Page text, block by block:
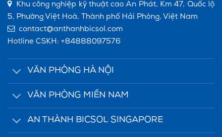
Khu công nghiệp kỹ thuật cao An Phát, Km 47, Quốc lộ
5, Phường Việt Hoà, Thành phố Hải Phòng, Việt Nam
contact@anthanhbicsol.com
Hotline CSKH: +84888097576
VĂN PHÒNG HÀ NỘI
VĂN PHÒNG MIỀN NAM
AN THÀNH BICSOL SINGAPORE